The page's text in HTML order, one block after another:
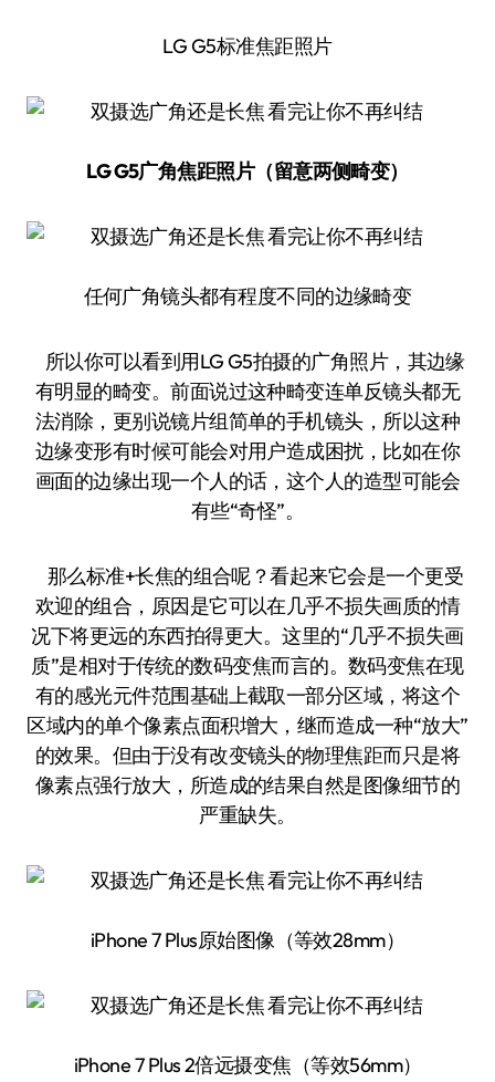
LG G5标准焦距照片
LG G5广角焦距照片（留意两侧畸变）
任何广角镜头都有程度不同的边缘畸变
所以你可以看到用LG G5拍摄的广角照片，其边缘
有明显的畸变。前面说过这种畸变连单反镜头都无
法消除，更别说镜片组简单的手机镜头，所以这种
边缘变形有时候可能会对用户造成困扰，比如在你
画面的边缘出现一个人的话，这个人的造型可能会
有些“奇怪”。
那么标准+长焦的组合呢？看起来它会是一个更受
欢迎的组合，原因是它可以在几乎不损失画质的情
况下将更远的东西拍得更大。这里的“几乎不损失画
质”是相对于传统的数码变焦而言的。数码变焦在现
有的感光元件范围基础上截取一部分区域，将这个
区域内的单个像素点面积增大，继而造成一种“放大”
的效果。但由于没有改变镜头的物理焦距而只是将
像素点强行放大，所造成的结果自然是图像细节的
严重缺失。
iPhone 7 Plus原始图像（等效28mm）
iPhone 7 Plus 2倍远摄变焦（等效56mm）